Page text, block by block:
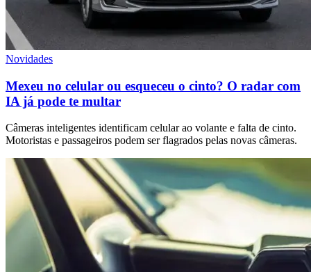
Novidades
Mexeu no celular ou esqueceu o cinto? O radar com
IA já pode te multar
Câmeras inteligentes identificam celular ao volante e falta de cinto.
Motoristas e passageiros podem ser flagrados pelas novas câmeras.